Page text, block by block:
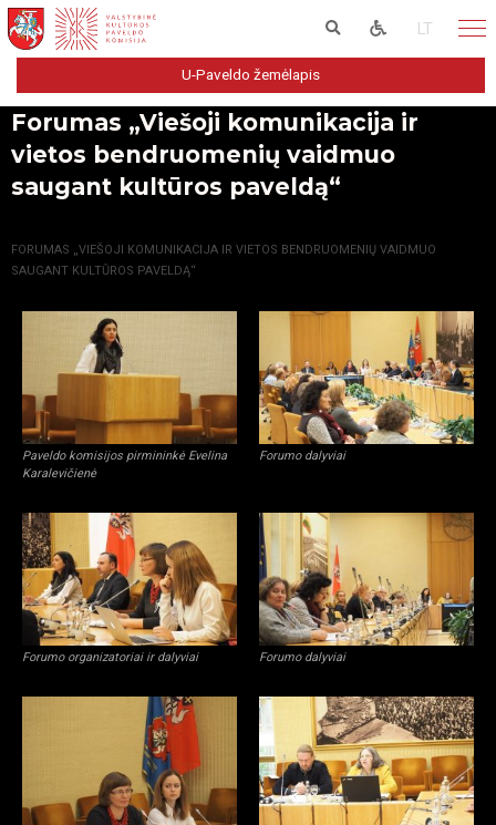
LT
U-Paveldo žemėlapis
Forumas „Viešoji komunikacija ir
vietos bendruomenių vaidmuo
saugant kultūros paveldą“
FORUMAS „VIEŠOJI KOMUNIKACIJA IR VIETOS BENDRUOMENIŲ VAIDMUO
SAUGANT KULTŪROS PAVELDĄ“
Paveldo komisijos pirmininkė Evelina
Karalevičienė
Forumo dalyviai
Forumo organizatoriai ir dalyviai Forumo dalyviai